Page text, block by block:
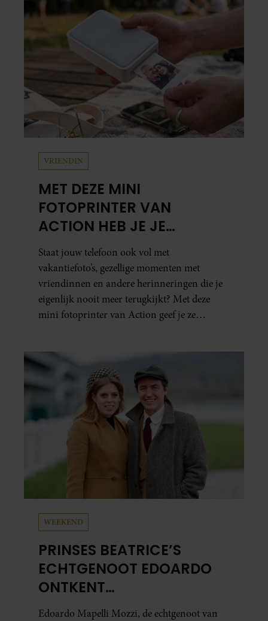
herinneringen op. Daar begon hun leven
samen en werd dochter Lola geboren.
VRIENDIN
MET DEZE MINI
FOTOPRINTER VAN
ACTION HEB JE JE
FAVORIETE FOTO’S BINNEN
ÉÉN MINUUT IN HANDEN
Staat jouw telefoon ook vol met
vakantiefoto’s, gezellige momenten met
vriendinnen en andere herinneringen die je
eigenlijk nooit meer terugkijkt? Met deze
mini fotoprinter van Action geef je ze
al in handen.
WEEKEND
PRINSES BEATRICE’S
ECHTGENOOT EDOARDO
ONTKENT
HUWELIJKSPROBLEMEN
Edoardo Mapelli Mozzi, de echtgenoot van